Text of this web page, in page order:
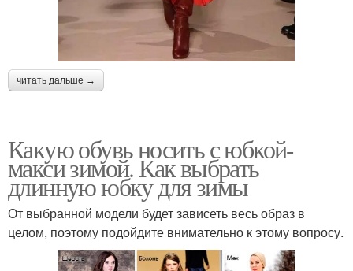
читать дальше →
Какую обувь носить с юбкой-
макси зимой. Как выбрать
длинную юбку для зимы
От выбранной модели будет зависеть весь образ в
целом, поэтому подойдите внимательно к этому вопросу.